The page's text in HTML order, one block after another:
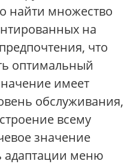
найти множество
на
что
оптимальный
имеет
обслуживания,
всему
значение
адаптации меню